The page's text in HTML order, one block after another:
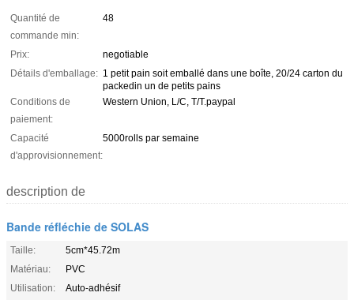
Quantité de
commande min:
48
Prix:
negotiable
Détails d'emballage: 1 petit pain soit emballé dans une boîte, 20/24 carton du
packedin un de petits pains
Conditions de
paiement:
Western Union, L/C, T/T.paypal
Capacité
d'approvisionnement:
5000rolls par semaine
description de
Bande réfléchie de SOLAS
Taille:
5cm*45.72m
Matériau:
PVC
Utilisation:
Auto-adhésif